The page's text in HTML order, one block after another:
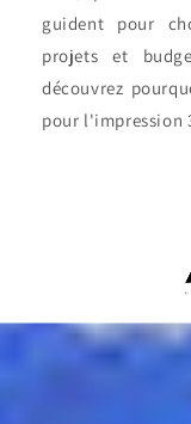
guident pour
projets et
découvrez
pour l'impression